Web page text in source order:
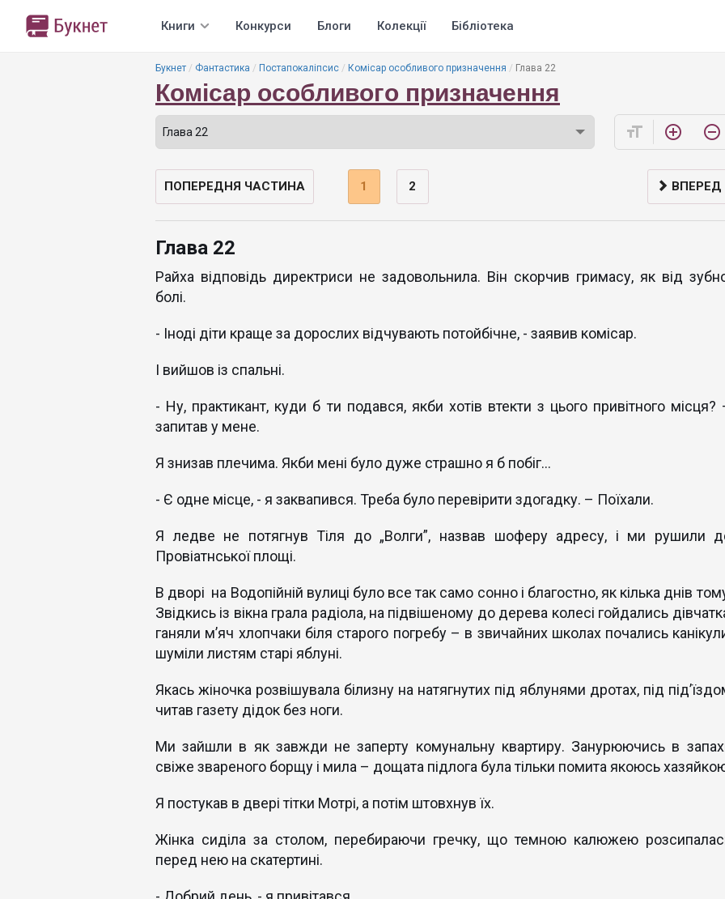
Книги Конкурси Блоги Колекції Бібліотека
Букнет Фантастика Постапокаліпсис Комісар особливого призначення Глава 22
Комісар особливого призначення
format_size add_circle_outline remove_circle_outline
ПОПЕРЕДНЯ ЧАСТИНА 1 2 ВПЕРЕД
Глава 22
Райха відповідь директриси не задовольнила. Він скорчив гримасу, як від
болі.
- Іноді діти краще за дорослих відчувають потойбічне, - заявив комісар.
І вийшов із спальні.
- Ну, практикант, куди б ти подався, якби хотів втекти з цього привітного місця?
запитав у мене.
Я знизав плечима. Якби мені було дуже страшно я б побіг...
- Є одне місце, - я заквапився. Треба було перевірити здогадку. – Поїхали.
Я ледве не потягнув Тіля до „Волги”, назвав шоферу адресу, і ми рушили
Провіатнської площі.
В дворі на Водопійній вулиці було все так само сонно і благостно, як кілька днів
Звідкись із вікна грала радіола, на підвішеному до дерева колесі гойдались
ганяли м’яч хлопчаки біля старого погребу – в звичайних школах почались
шуміли листям старі яблуні.
Якась жіночка розвішувала білизну на натягнутих під яблунями дротах, під
читав газету дідок без ноги.
Ми зайшли в як завжди не заперту комунальну квартиру. Занурюючись в
свіже звареного борщу і мила – дощата підлога була тільки помита якоюсь
Я постукав в двері тітки Мотрі, а потім штовхнув їх.
Жінка сиділа за столом, перебираючи гречку, що темною калюжею
перед нею на скатертині.